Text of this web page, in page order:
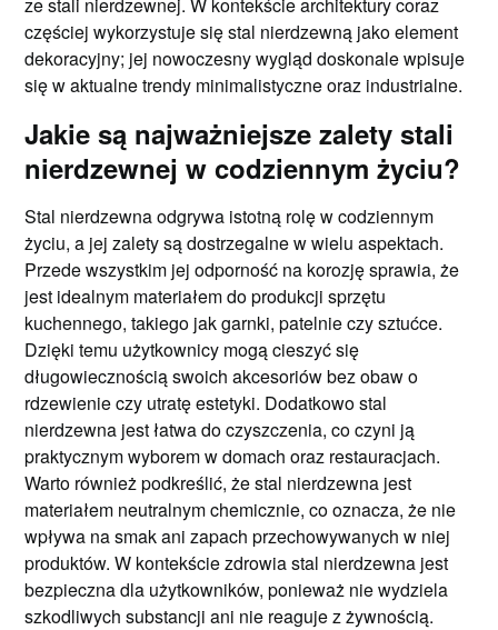
częściej wykorzystuje się stal nierdzewną jako element
dekoracyjny; jej nowoczesny wygląd doskonale wpisuje
się w aktualne trendy minimalistyczne oraz industrialne.
Jakie są najważniejsze zalety stali
nierdzewnej w codziennym życiu?
Stal nierdzewna odgrywa istotną rolę w codziennym
życiu, a jej zalety są dostrzegalne w wielu aspektach.
Przede wszystkim jej odporność na korozję sprawia, że
jest idealnym materiałem do produkcji sprzętu
kuchennego, takiego jak garnki, patelnie czy sztućce.
Dzięki temu użytkownicy mogą cieszyć się
długowiecznością swoich akcesoriów bez obaw o
rdzewienie czy utratę estetyki. Dodatkowo stal
nierdzewna jest łatwa do czyszczenia, co czyni ją
praktycznym wyborem w domach oraz restauracjach.
Warto również podkreślić, że stal nierdzewna jest
materiałem neutralnym chemicznie, co oznacza, że nie
wpływa na smak ani zapach przechowywanych w niej
produktów. W kontekście zdrowia stal nierdzewna jest
bezpieczna dla użytkowników, ponieważ nie wydziela
szkodliwych substancji ani nie reaguje z żywnością.